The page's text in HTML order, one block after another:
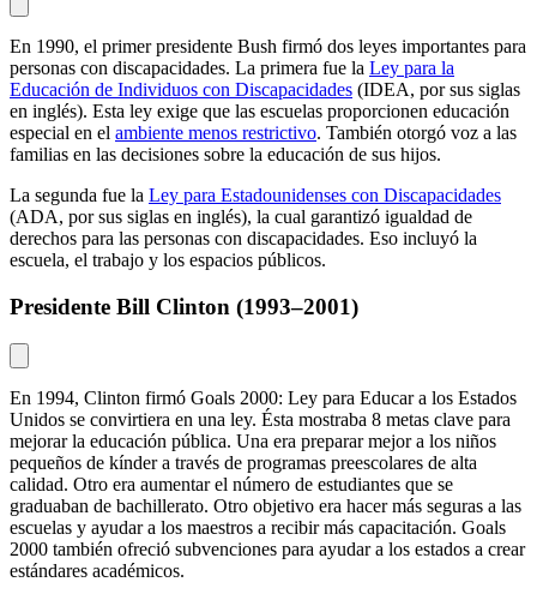
En 1990, el primer presidente Bush firmó dos leyes importantes para
personas con discapacidades. La primera fue la Ley para la
Educación de Individuos con Discapacidades (IDEA, por sus siglas
en inglés). Esta ley exige que las escuelas proporcionen educación
especial en el ambiente menos restrictivo. También otorgó voz a las
familias en las decisiones sobre la educación de sus hijos.
La segunda fue la Ley para Estadounidenses con Discapacidades
(ADA, por sus siglas en inglés), la cual garantizó igualdad de
derechos para las personas con discapacidades. Eso incluyó la
escuela, el trabajo y los espacios públicos.
Presidente Bill Clinton (1993–2001)
En 1994, Clinton firmó Goals 2000: Ley para Educar a los Estados
Unidos se convirtiera en una ley. Ésta mostraba 8 metas clave para
mejorar la educación pública. Una era preparar mejor a los niños
pequeños de kínder a través de programas preescolares de alta
calidad. Otro era aumentar el número de estudiantes que se
graduaban de bachillerato. Otro objetivo era hacer más seguras a las
escuelas y ayudar a los maestros a recibir más capacitación. Goals
2000 también ofreció subvenciones para ayudar a los estados a crear
estándares académicos.